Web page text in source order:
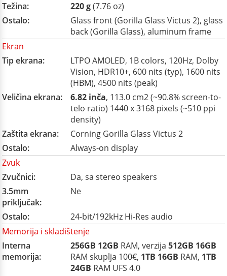
Težina:
220 g(7.76 oz)
Ostalo:
Glass front (Gorilla Glass Victus 2), glass
back (Gorilla Glass), aluminum frame
Ekran
Tip ekrana:
LTPO AMOLED, 1B colors, 120Hz, Dolby
Vision, HDR10+, 600 nits (typ), 1600 nits
(HBM), 4500 nits (peak)
Veličina ekrana:
6.82 inča, 113.0 cm2 (~90.8% screen-to-
telo ratio) 1440 x 3168 pixels (~510 ppi
density)
Zaštita ekrana:
Corning Gorilla Glass Victus 2
Ostalo:
Always-on display
Zvuk
Zvučnici:
Da, sa stereo speakers
3.5mm
priključak:
Ne
Ostalo:
24-bit/192kHz Hi-Res audio
Memorija i skladištenje
Interna
memorija:
256GB 12GB RAM, verzija 512GB 16GB
RAM skuplja 100€, 1TB 16GB RAM, 1TB
24GB RAM UFS 4.0